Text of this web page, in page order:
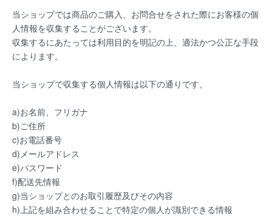
当ショップでは商品のご購入、お問合せをされた際にお客様の個
人情報を収集することがございます。
収集するにあたっては利用目的を明記の上、適法かつ公正な手段
によります。
当ショップで収集する個人情報は以下の通りです。
a)お名前、フリガナ
b)ご住所
c)お電話番号
d)メールアドレス
e)パスワード
f)配送先情報
g)当ショップとのお取引履歴及びその内容
h)上記を組み合わせることで特定の個人が識別できる情報